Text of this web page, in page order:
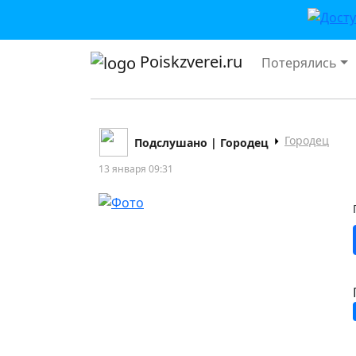
Poiskzverei.ru Потерялись
Подслушано | Городец Городец
13 января 09:31